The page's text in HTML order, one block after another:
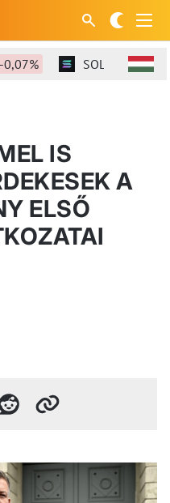
SOL 73,95$
IS
A
ELSŐ